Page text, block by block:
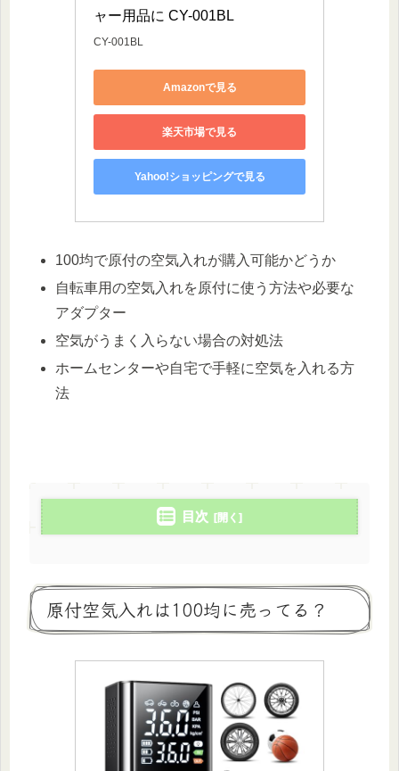
ャー用品に CY-001BL
CY-001BL
Amazonで見る
楽天市場で見る
Yahoo!ショッピングで見る
100均で原付の空気入れが購入可能かどうか
自転車用の空気入れを原付に使う方法や必要な
アダプター
空気がうまく入らない場合の対処法
ホームセンターや自宅で手軽に空気を入れる方
法
目次
原付空気入れは100均に売ってる？